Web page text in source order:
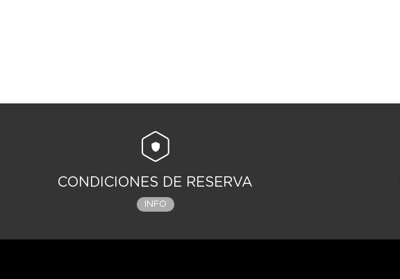
CONDICIONES DE RESERVA
INFO